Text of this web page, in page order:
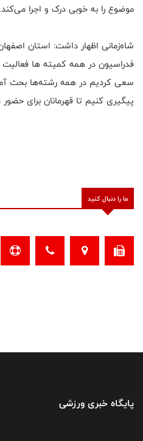
موضوع را به خوبی درک و اجرا می‌کند.
شاه‌زمانی اظهار داشت: استان
فدراسیون در همه کمیته ها
سعی کردیم در همه رشته‌ها بحث
پیگیری کنیم تا قهرمانان برای
ما را دنبال کنید
پایگاه خبری ورزشی